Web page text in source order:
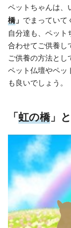
ペットちゃんは、
橋 」 でまっていて
自分達も、ペッ
合わせてご供養し
ご供養の方法とし
ペット仏壇やペッ
も良いでしょう。
「虹の橋」